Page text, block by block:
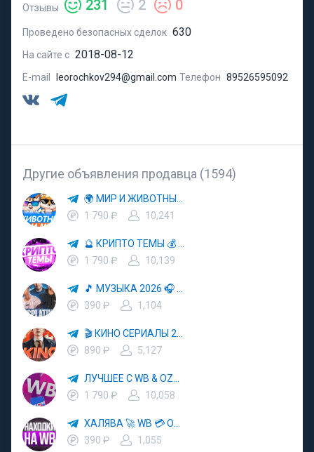
Отзывы 231 2 0
Проведено безопасных сделок 630
На сайте с 2018-08-12
E-mail leorochkov294@gmail.com Телефон 89526595092
Другие объявления продавца (1594)
1 790 ₽
10,241
1 790 ₽
10,139
390 ₽
1,104
890 ₽
5,127
1 790 ₽
10,058
390 ₽
1,055